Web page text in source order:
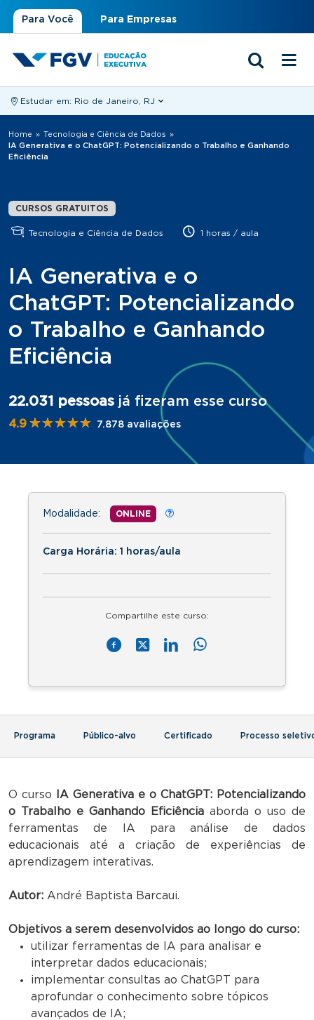
Para Você Para Empresas
Estudar em: Rio de Janeiro, RJ
Você está aqui
Home » Tecnologia e Ciência de Dados
»
IA Generativa e o ChatGPT: Potencializando o Trabalho e Ganhando
Eficiência
CURSOS GRATUITOS
Tecnologia e Ciência de Dados 1 horas / aula
IA Generativa e o
ChatGPT: Potencializando
o Trabalho e Ganhando
Eficiência
22.031 pessoas já fizeram esse curso
4.9 ★★★★★
★★★★★ 7.878 avaliações
Modalidade: ONLINE
Carga Horária: 1 horas/aula
Compartilhe este curso:
Programa Público-alvo Certificado Processo
O curso
IA Generativa e o ChatGPT: Potencializando
o Trabalho e Ganhando Eficiência aborda o uso de
ferramentas de IA para análise de dados
educacionais até a criação de experiências de
aprendizagem interativas.
Autor: André Baptista Barcaui.
Objetivos a serem desenvolvidos ao longo do curso:
utilizar ferramentas de IA para analisar e
interpretar dados educacionais;
implementar consultas ao ChatGPT para
aprofundar o conhecimento sobre tópicos
avançados de IA;